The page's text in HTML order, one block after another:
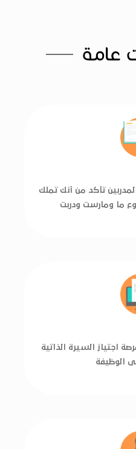
عامة
تأكد من أنك تملك
ما ومارست ودربت
اجتياز السيرة الذاتية
الوظيفة